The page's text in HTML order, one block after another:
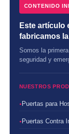
CONTENIDO
Este artículo
fabricamos
Somos la
seguridad y
NUESTROS
Puertas para
Puertas Contra